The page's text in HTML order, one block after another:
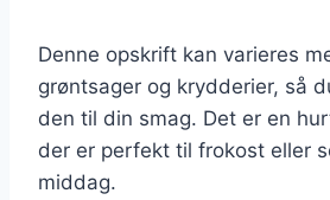
Denne opskrift kan varieres
grøntsager og krydderier, så
den til din smag. Det er en
der er perfekt til frokost eller
middag.